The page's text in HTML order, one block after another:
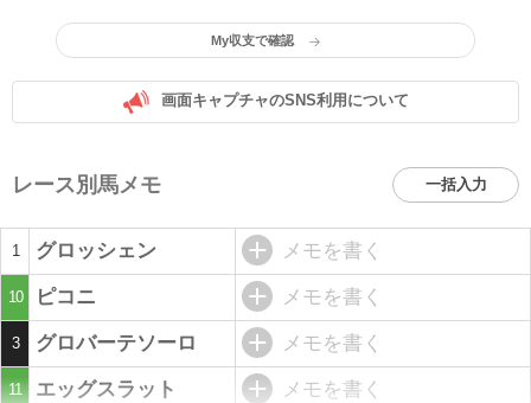
My収支で確認
画面キャプチャのSNS利用について
レース別馬メモ 一括入力
1 グロッシェン メモを書く
10 ピコニ メモを書く
3 グロバーテソーロ メモを書く
11 エッグスラット メモを書く